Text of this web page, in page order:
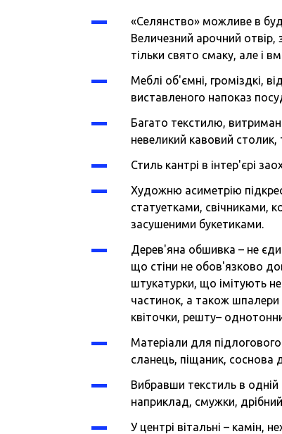
«Селянство» можливе в
Величезний арочний отвір,
тільки свято смаку, але і
Меблі об'ємні, громіздкі,
виставленого напоказ
Багато текстилю,
невеликий кавовий
Стиль кантрі в інтер'єрі
Художню асиметрію
статуетками, свічниками,
засушеними букетиками.
Дерев'яна обшивка – не
що стіни не обов'язково
штукатурки, що імітують
частинок, а також
квіточки, решту–
Матеріали для
сланець, піщаник, соснова
Вибравши текстиль в одній
наприклад, смужки,
У центрі вітальні – камін,